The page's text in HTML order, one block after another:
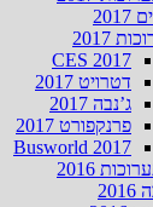
2017
CES 2017
דטרויט 2017
ג’נבה 2017
פרנקפורט 2017
Busworld 2017
2016